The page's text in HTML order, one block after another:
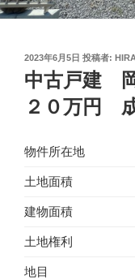
投
日:
2023年6月5日 投稿者:
中古戸建
２０万円
物件所在地
土地面積
建物面積
土地権利
地目